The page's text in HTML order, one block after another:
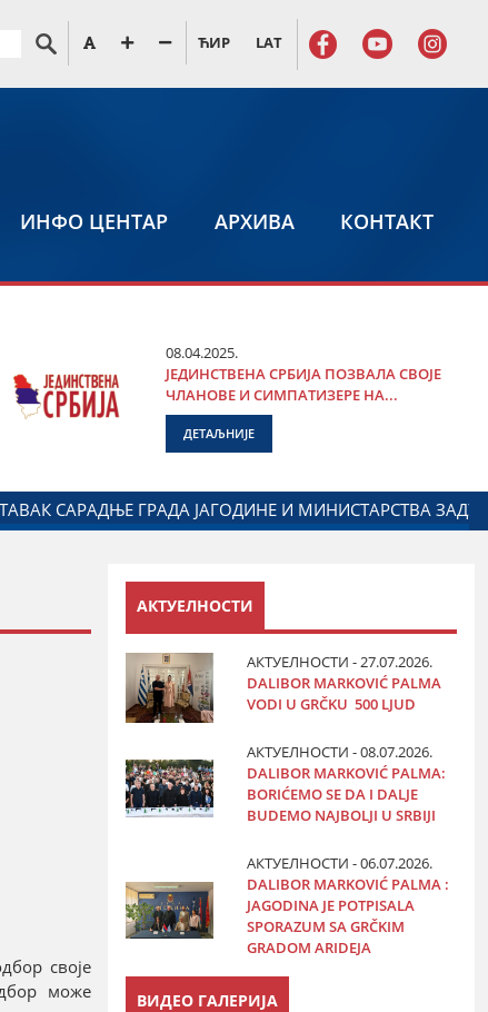
ЋИР LAT
ИНФО ЦЕНТАР АРХИВА КОНТАКТ
08.04.2025.
ЈЕДИНСТВЕНА СРБИЈА ПОЗВАЛА СВОЈЕ
ЧЛАНОВЕ И СИМПАТИЗЕРЕ НА...
ДЕТАЉНИЈЕ
ДАЛИБОР МАРКОВИЋ НА ОБЕЛЕЖАВАЊУ ДАНА
своје
може
АКТУЕЛНОСТИ
АКТУЕЛНОСТИ - 27.07.2026.
DALIBOR MARKOVIĆ PALMA
VODI U GRČKU 500 LJUD
АКТУЕЛНОСТИ - 08.07.2026.
DALIBOR MARKOVIĆ PALMA:
BORIĆEMO SE DA I DALJE
BUDEMO NAJBOLJI U SRBIJI
АКТУЕЛНОСТИ - 06.07.2026.
DALIBOR MARKOVIĆ PALMA :
JAGODINA JE POTPISALA
SPORAZUM SA GRČKIM
GRADOM ARIDEJA
ВИДЕО ГАЛЕРИЈА